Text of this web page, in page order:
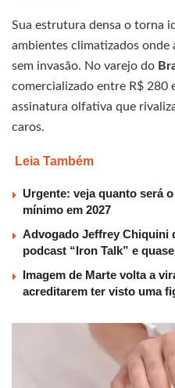
Sua estrutura densa o torna
ambientes climatizados onde
sem invasão. No varejo do
comercializado entre R$ 280
assinatura olfativa que
caros.
Leia Também
Urgente: veja quanto será
mínimo em 2027
Advogado Jeffrey Chiquini
podcast “Iron Talk” e
Imagem de Marte volta a
acreditarem ter visto uma